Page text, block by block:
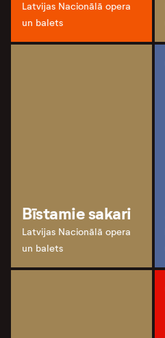
Latvijas Nacionālā opera
un balets
Bīstamie sakari
Latvijas Nacionālā opera
un balets